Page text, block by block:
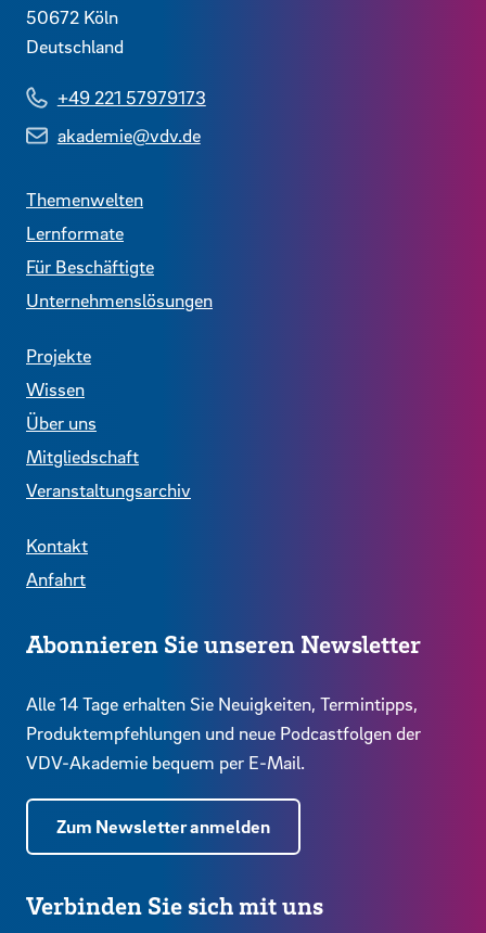
50672 Köln
Deutschland
+49 221 57979173
akademie@vdv.de
Abonnieren Sie unseren Newsletter
Alle 14 Tage erhalten Sie Neuigkeiten, Termintipps,
Produktempfehlungen und neue Podcastfolgen der
VDV-Akademie bequem per E-Mail.
Zum Newsletter anmelden
Verbinden Sie sich mit uns
Themenwelten
Lernformate
Für Beschäftigte
Unternehmenslösungen
Projekte
Wissen
Über uns
Mitgliedschaft
Veranstaltungsarchiv
Kontakt
Anfahrt